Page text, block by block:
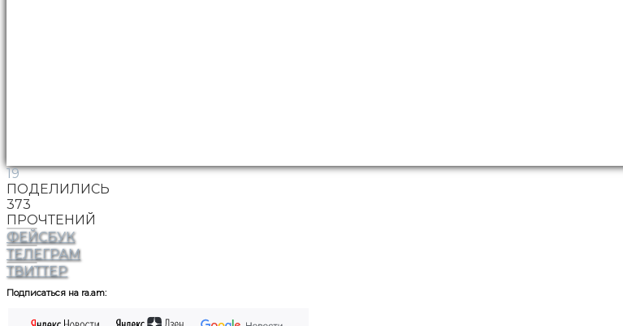
19
ПОДЕЛИЛИСЬ
373
ПРОЧТЕНИЙ
ФЕЙСБУК
ТЕЛЕГРАМ
ТВИТТЕР
Подписаться на ra.am: